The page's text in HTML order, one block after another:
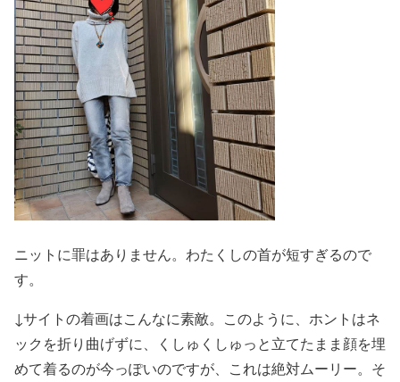
ニットに罪はありません。わたくしの首が短すぎるので
す。
↓サイトの着画はこんなに素敵。このように、ホントはネ
ックを折り曲げずに、くしゅくしゅっと立てたまま顔を埋
めて着るのが今っぽいのですが、これは絶対ムーリー。そ